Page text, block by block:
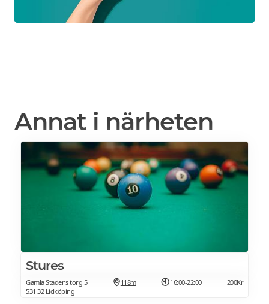
Annat i närheten
Stures
Gamla Stadens torg 5
531 32 Lidköping
118m 16:00-22:00 200Kr